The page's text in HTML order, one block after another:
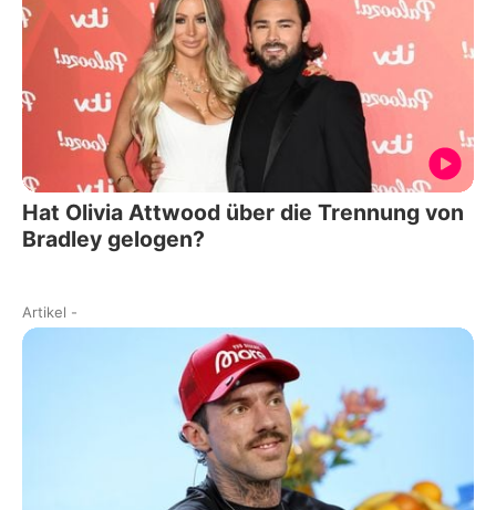
Hat Olivia Attwood über die Trennung von
Bradley gelogen?
Artikel -